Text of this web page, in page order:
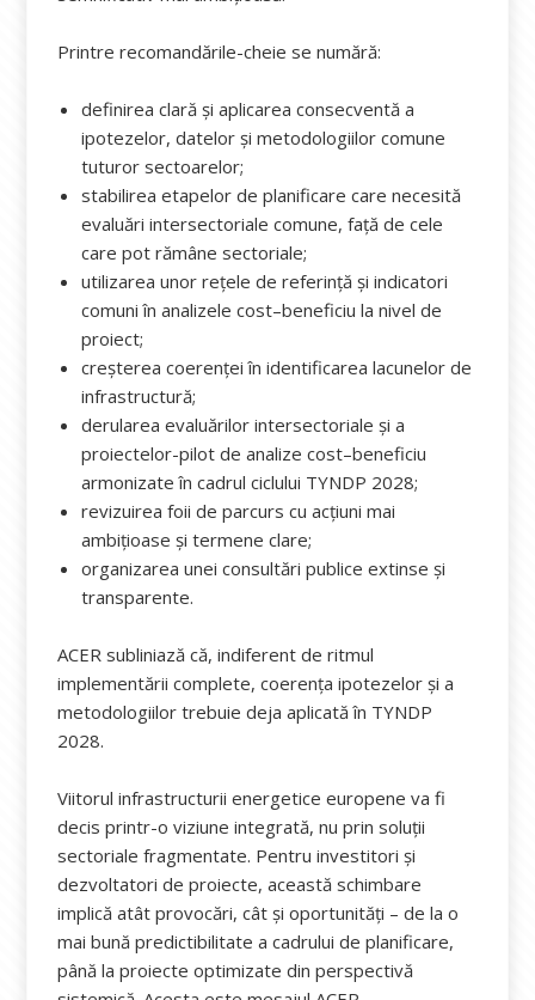
Printre recomandările-cheie se numără:
definirea clară și aplicarea consecventă a
ipotezelor, datelor și metodologiilor comune
tuturor sectoarelor;
stabilirea etapelor de planificare care necesită
evaluări intersectoriale comune, față de cele
care pot rămâne sectoriale;
utilizarea unor rețele de referință și indicatori
comuni în analizele cost–beneficiu la nivel de
proiect;
creșterea coerenței în identificarea lacunelor de
infrastructură;
derularea evaluărilor intersectoriale și a
proiectelor-pilot de analize cost–beneficiu
armonizate în cadrul ciclului TYNDP 2028;
revizuirea foii de parcurs cu acțiuni mai
ambițioase și termene clare;
organizarea unei consultări publice extinse și
transparente.
ACER subliniază că, indiferent de ritmul
implementării complete, coerența ipotezelor și a
metodologiilor trebuie deja aplicată în TYNDP
2028.
Viitorul infrastructurii energetice europene va fi
decis printr-o viziune integrată, nu prin soluții
sectoriale fragmentate. Pentru investitori și
dezvoltatori de proiecte, această schimbare
implică atât provocări, cât și oportunități – de la o
mai bună predictibilitate a cadrului de planificare,
până la proiecte optimizate din perspectivă